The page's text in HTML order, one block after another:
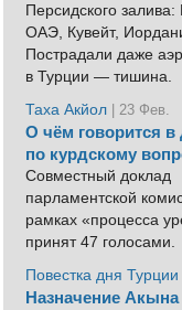
Персидского
ОАЭ, Кувейт,
Пострадали даже
в Турции — тишина.
Таха Акйол | 23 Фев.
О чём говорится в
по курдскому
Совместный доклад
парламентской
рамках «процесса
принят 47
Повестка дня Турции
Назначение